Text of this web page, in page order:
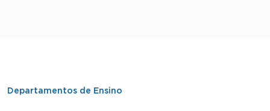
Departamentos de Ensino